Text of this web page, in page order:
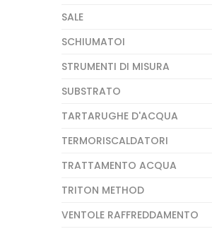
SALE
SCHIUMATOI
STRUMENTI DI MISURA
SUBSTRATO
TARTARUGHE D'ACQUA
TERMORISCALDATORI
TRATTAMENTO ACQUA
TRITON METHOD
VENTOLE RAFFREDDAMENTO